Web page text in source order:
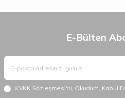
E-Bülten
KVKK Sözleşmesi'ni, Okudum, Kabul